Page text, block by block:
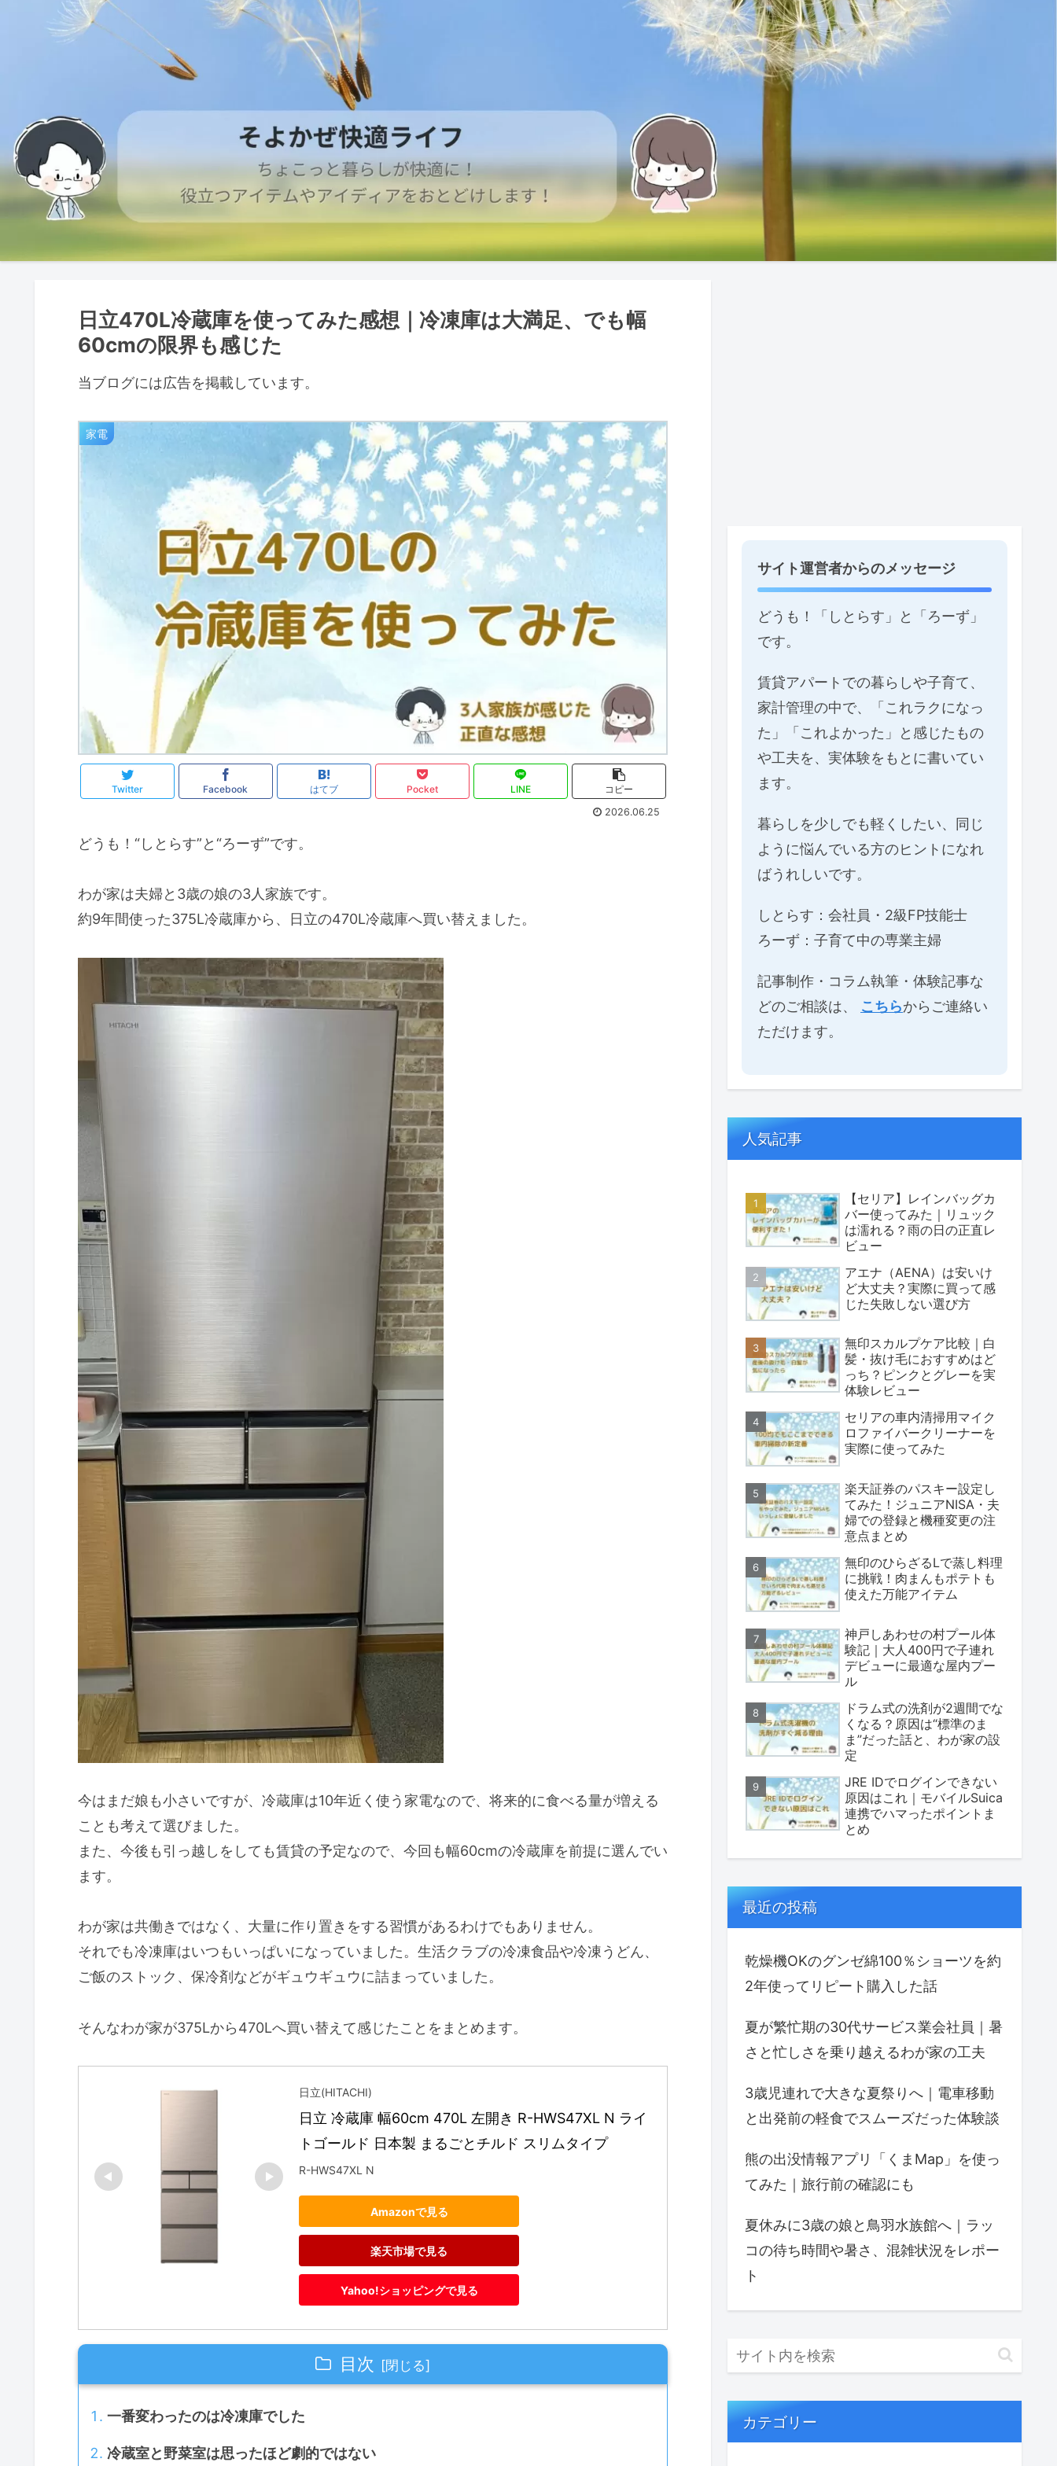
日立470L冷蔵庫を使ってみた感想｜冷凍庫は大満足、でも幅
60cmの限界も感じた
当ブログには広告を掲載しています。
家電
Twitter Facebook はてブ Pocket LINE
コピー
2026.06.25
どうも！“しとらす”と“ろーず”です。
わが家は夫婦と3歳の娘の3人家族です。
約9年間使った375L冷蔵庫から、日立の470L冷蔵庫へ買い替えました。
今はまだ娘も小さいですが、冷蔵庫は10年近く使う家電なので、将来的に食べる量が増える
ことも考えて選びました。
また、今後も引っ越しをしても賃貸の予定なので、今回も幅60cmの冷蔵庫を前提に選んでい
ます。
わが家は共働きではなく、大量に作り置きをする習慣があるわけでもありません。
それでも冷凍庫はいつもいっぱいになっていました。生活クラブの冷凍食品や冷凍うどん、
ご飯のストック、保冷剤などがギュウギュウに詰まっていました。
そんなわが家が375Lから470Lへ買い替えて感じたことをまとめます。
日立(HITACHI)
日立 冷蔵庫 幅60cm 470L 左開き R-HWS47XL N ライ
トゴールド 日本製 まるごとチルド スリムタイプ
R-HWS47XL N
Amazonで見る
楽天市場で見る
Yahoo!ショッピングで見る
目次
一番変わったのは冷凍庫でした
冷蔵室と野菜室は思ったほど劇的ではない
サイト運営者からのメッセージ
どうも！「しとらす」と「ろーず」
です。
賃貸アパートでの暮らしや子育て、
家計管理の中で、「これラクになっ
た」「これよかった」と感じたもの
や工夫を、実体験をもとに書いてい
ます。
暮らしを少しでも軽くしたい、同じ
ように悩んでいる方のヒントになれ
ばうれしいです。
しとらす：会社員・2級FP技能士
ろーず：子育て中の専業主婦
記事制作・コラム執筆・体験記事な
どのご相談は、 こちらからご連絡い
ただけます。
人気記事
【セリア】レインバッグカ
バー使ってみた｜リュック
は濡れる？雨の日の正直レ
ビュー
アエナ（AENA）は安いけ
ど大丈夫？実際に買って感
じた失敗しない選び方
無印スカルプケア比較｜白
髪・抜け毛におすすめはど
っち？ピンクとグレーを実
体験レビュー
セリアの車内清掃用マイク
ロファイバークリーナーを
実際に使ってみた
楽天証券のパスキー設定し
てみた！ジュニアNISA・夫
婦での登録と機種変更の注
意点まとめ
無印のひらざるLで蒸し料理
に挑戦！肉まんもポテトも
使えた万能アイテム
神戸しあわせの村プール体
験記｜大人400円で子連れ
デビューに最適な屋内プー
ル
ドラム式の洗剤が2週間でな
くなる？原因は“標準のま
ま”だった話と、わが家の設
定
JRE IDでログインできない
原因はこれ｜モバイルSuica
連携でハマったポイントま
とめ
最近の投稿
乾燥機OKのグンゼ綿100％ショーツを約
2年使ってリピート購入した話
夏が繁忙期の30代サービス業会社員｜暑
さと忙しさを乗り越えるわが家の工夫
3歳児連れで大きな夏祭りへ｜電車移動
と出発前の軽食でスムーズだった体験談
熊の出没情報アプリ「くまMap」を使っ
てみた｜旅行前の確認にも
夏休みに3歳の娘と鳥羽水族館へ｜ラッ
コの待ち時間や暑さ、混雑状況をレポー
ト
カテゴリー